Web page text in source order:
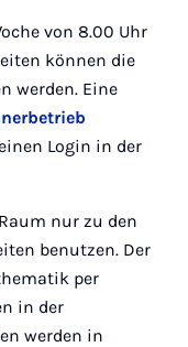
von 8.00 Uhr
können die
werden. Eine
Login in der
nur zu den
benutzen. Der
per
in der
werden in